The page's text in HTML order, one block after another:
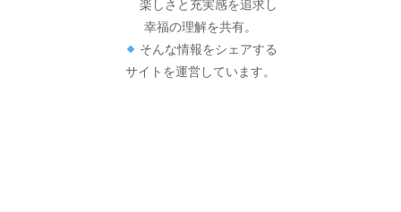
楽しさと充実感を追求し
幸福の理解を共有。
そんな情報をシェアする
サイトを運営しています。